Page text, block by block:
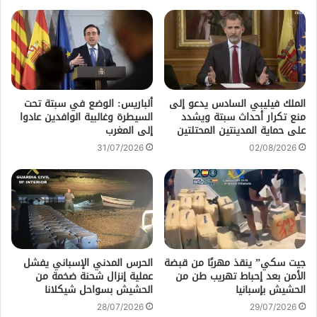
الملك فيليبي السادس يدعو إلى
منع تكرار أحداث سبتة ويشدد
على حماية المدينتين المحتلتين
02/08/2026
ألباريس: الوضع في سبتة تحت
السيطرة وغالبية الوافدين عادوا
إلى المغرب
31/07/2026
جيت سكي” ينقذ مهربًا من قبضة
الأمن بعد إحباط تهريب طن من
الحشيش بإسبانيا
29/07/2026
الحرس المدني الإسباني يفشل
عملية إنزال شحنة ضخمة من
الحشيش بسواحل شيكلانا
28/07/2026